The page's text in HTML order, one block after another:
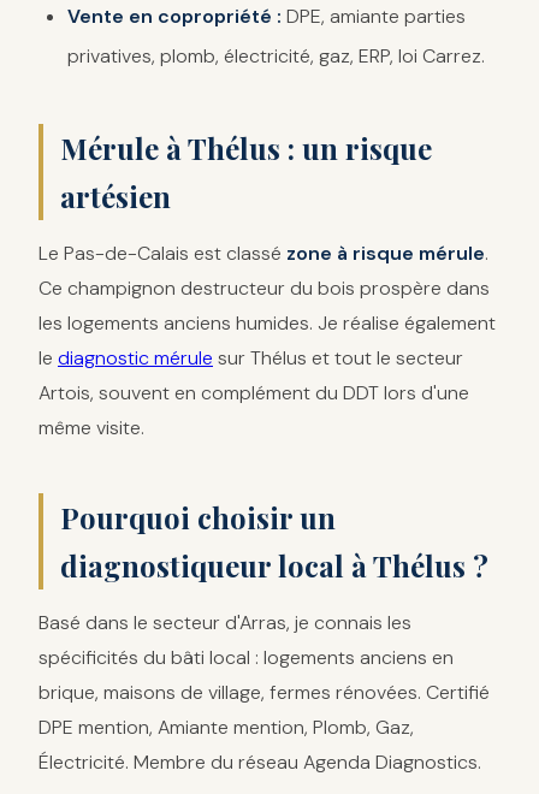
Vente en copropriété : DPE, amiante parties
privatives, plomb, électricité, gaz, ERP, loi Carrez.
Mérule à Thélus : un risque
artésien
Le Pas-de-Calais est classé zone à risque mérule.
Ce champignon destructeur du bois prospère dans
les logements anciens humides. Je réalise également
le diagnostic mérule sur Thélus et tout le secteur
Artois, souvent en complément du DDT lors d'une
même visite.
Pourquoi choisir un
diagnostiqueur local à Thélus ?
Basé dans le secteur d'Arras, je connais les
spécificités du bâti local : logements anciens en
brique, maisons de village, fermes rénovées. Certifié
DPE mention, Amiante mention, Plomb, Gaz,
Électricité. Membre du réseau Agenda Diagnostics.